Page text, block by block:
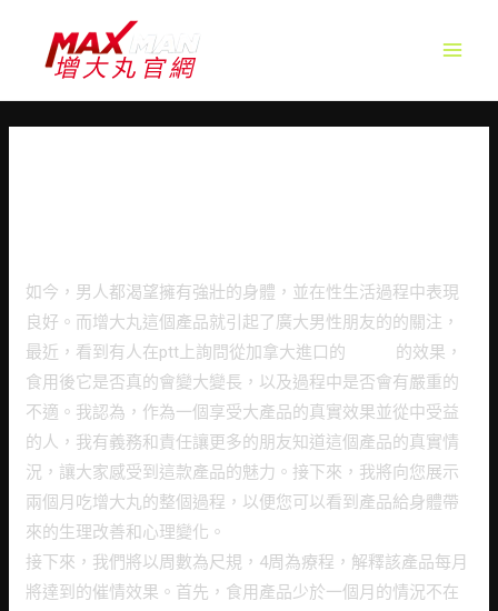
如今，男人都渴望擁有強壯的身體，並在性生活過程中表現
良好。而增大丸這個產品就引起了廣大男性朋友的的關注，
最近，看到有人在ptt上詢問從加拿大進口的
的效果，
食用後它是否真的會變大變長，以及過程中是否會有嚴重的
不適。我認為，作為一個享受大產品的真實效果並從中受益
的人，我有義務和責任讓更多的朋友知道這個產品的真實情
況，讓大家感受到這款產品的魅力。接下來，我將向您展示
兩個月吃增大丸的整個過程，以便您可以看到產品給身體帶
來的生理改善和心理變化。
接下來，我們將以周數為尺規，4周為療程，解釋該產品每月
將達到的催情效果。首先，食用產品少於一個月的情況不在